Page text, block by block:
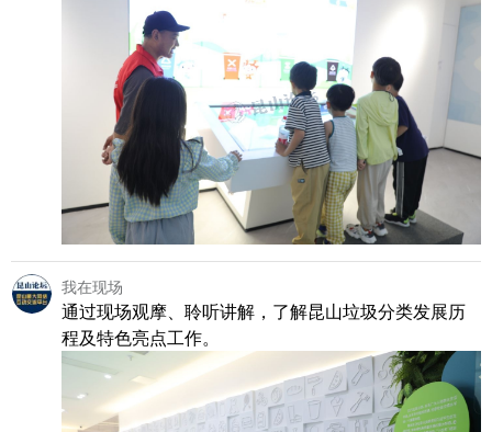
我在现场
通过现场观摩、聆听讲解，了解昆山垃圾分类发展历
程及特色亮点工作。